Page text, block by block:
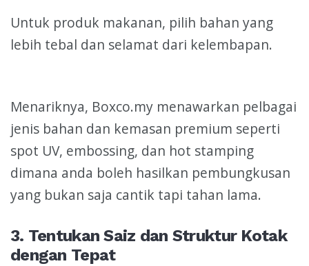
Untuk produk makanan, pilih bahan yang
lebih tebal dan selamat dari kelembapan.
Menariknya, Boxco.my menawarkan pelbagai
jenis bahan dan kemasan premium seperti
spot UV, embossing, dan hot stamping
dimana anda boleh hasilkan pembungkusan
yang bukan saja cantik tapi tahan lama.
3. Tentukan Saiz dan Struktur Kotak
dengan Tepat